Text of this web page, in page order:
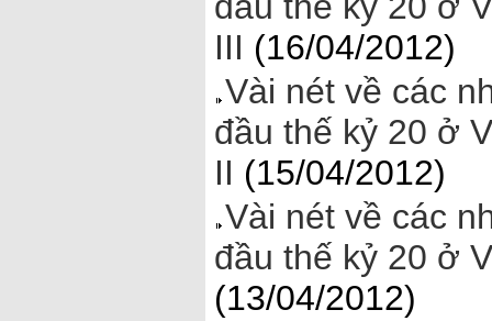
III (16/04/2012)
Vài nét về các
đầu thế kỷ 20 ở
II (15/04/2012)
Vài nét về các
đầu thế kỷ 20 ở
(13/04/2012)